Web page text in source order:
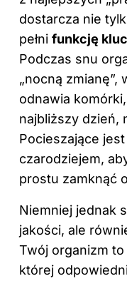
dostarcza nie
pełni funkcję
Podczas snu
„nocną zmianę”,
odnawia
najbliższy dzień,
Pocieszające
czarodziejem,
prostu zamknąć
Niemniej jednak
jakości, ale
Twój organizm
której